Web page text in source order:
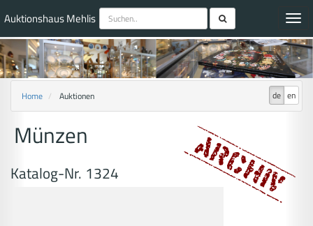
Auktionshaus Mehlis
de en
Home Auktionen
Münzen
Katalog-Nr. 1324